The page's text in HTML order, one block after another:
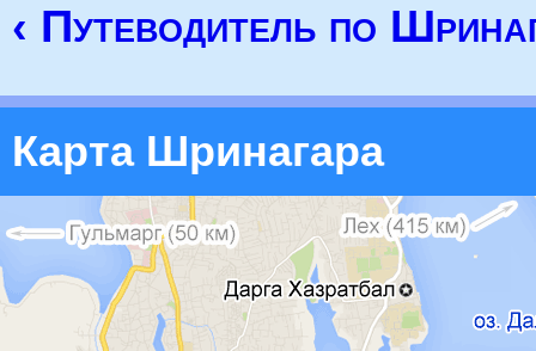
‹ Путеводитель по
Карта Шринагара